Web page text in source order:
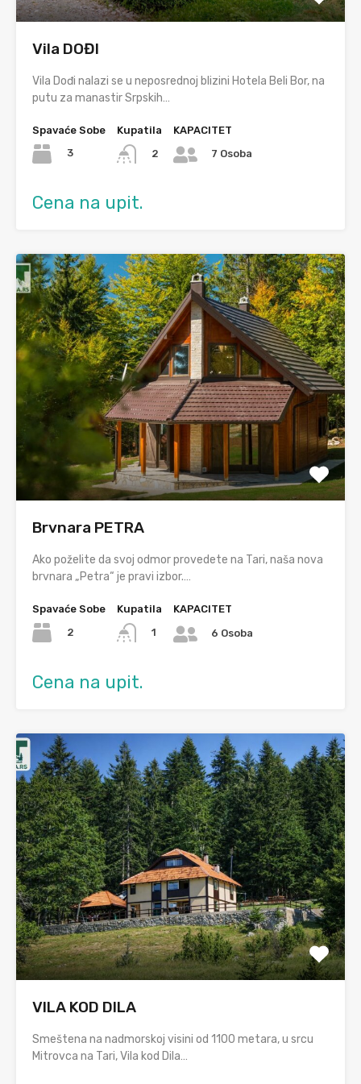
Vila DOĐI
Vila Dođi nalazi se u neposrednoj blizini Hotela Beli Bor, na
putu za manastir Srpskih…
Spavaće Sobe
3
Kupatila
2
KAPACITET
7 Osoba
Cena na upit.
Brvnara PETRA
Ako poželite da svoj odmor provedete na Tari, naša nova
brvnara „Petra“ je pravi izbor.…
Spavaće Sobe
2
Kupatila
1
KAPACITET
6 Osoba
Cena na upit.
VILA KOD DILA
Smeštena na nadmorskoj visini od 1100 metara, u srcu
Mitrovca na Tari, Vila kod Dila…